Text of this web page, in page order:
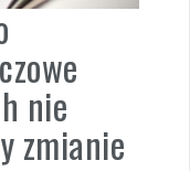
nie
zmianie